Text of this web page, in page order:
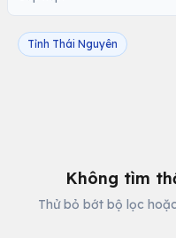
Tỉnh Thái Nguyên
Không tìm
Thử bỏ bớt bộ lọc